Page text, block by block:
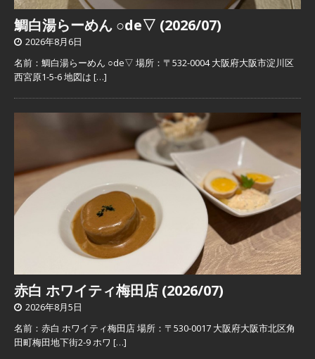
鯛白湯らーめん ○de▽ (2026/07)
2026年8月6日
名前：鯛白湯らーめん ○de▽ 場所：〒532-0004 大阪府大阪市淀川区
西宮原1-5-6 地図は […]
赤白 ホワイティ梅田店 (2026/07)
2026年8月5日
名前：赤白 ホワイティ梅田店 場所：〒530-0017 大阪府大阪市北区角
田町梅田地下街2-9 ホワ […]